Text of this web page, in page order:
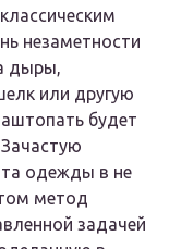
незаметности
дыры,
или другую
будет
одежды в не
метод
задачей